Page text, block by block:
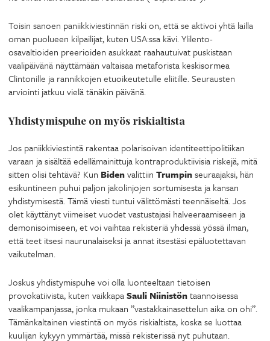
Toisin sanoen paniikkiviestinnän riski on, että se aktivoi yhtä lailla
oman puolueen kilpailijat, kuten USA:ssa kävi. Ylilento-
osavaltioiden preerioiden asukkaat raahautuivat puskistaan
vaalipäivänä näyttämään valtaisaa metaforista keskisormea
Clintonille ja rannikkojen etuoikeutetulle eliitille. Seurausten
arviointi jatkuu vielä tänäkin päivänä.
Yhdistymispuhe on myös riskialtista
Jos paniikkiviestintä rakentaa polarisoivan identiteettipolitiikan
varaan ja sisältää edellämainittuja kontraproduktiivisia riskejä, mitä
sitten olisi tehtävä? Kun Bidenvalittiin Trumpinseuraajaksi, hän
esikuntineen puhui paljon jakolinjojen sortumisesta ja kansan
yhdistymisestä. Tämä viesti tuntui välittömästi teennäiseltä. Jos
olet käyttänyt viimeiset vuodet vastustajasi halveeraamiseen ja
demonisoimiseen, et voi vaihtaa rekisteriä yhdessä yössä ilman,
että teet itsesi naurunalaiseksi ja annat itsestäsi epäluotettavan
vaikutelman.
Joskus yhdistymispuhe voi olla luonteeltaan tietoisen
provokatiivista, kuten vaikkapaSauli Niinistöntaannoisessa
vaalikampanjassa, jonka mukaan ”vastakkainasettelun aika on ohi”.
Tämänkaltainen viestintä on myös riskialtista, koska se luottaa
kuulijan kykyyn ymmärtää, missä rekisterissä nyt puhutaan.